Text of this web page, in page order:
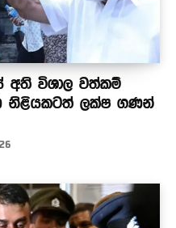
අති විශාල වත්කම්
නිළියකටත් ලක්ෂ ගණන්